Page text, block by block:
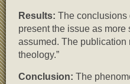
Results: The conclusions
present the issue as
assumed. The publication
theology.”
Conclusion: The